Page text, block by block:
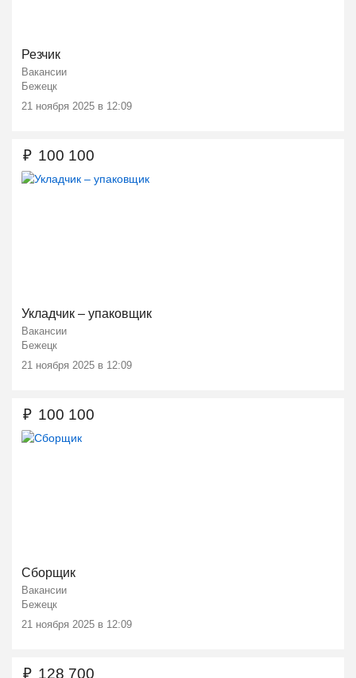
Резчик
Вакансии
Бежецк
21 ноября 2025 в 12:09
Укладчик – упаковщик
Вакансии
Бежецк
21 ноября 2025 в 12:09
₽ 100 100
Сборщик
Вакансии
Бежецк
21 ноября 2025 в 12:09
₽ 100 100
₽ 128 700